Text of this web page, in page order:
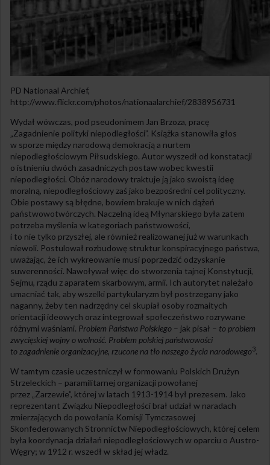
PD Nationaal Archief,
http://www.flickr.com/photos/nationaalarchief/2838956731
Wydał wówczas, pod pseudonimem Jan Brzoza, pracę
„Zagadnienie polityki niepodległości”. Książka stanowiła głos
w sporze między narodową demokracją a nurtem
niepodległościowym Piłsudskiego. Autor wyszedł od konstatacji
o istnieniu dwóch zasadniczych postaw wobec kwestii
niepodległości. Obóz narodowy traktuje ją jako swoistą ideę
moralną, niepodległościowy zaś jako bezpośredni cel polityczny.
Obie postawy są błędne, bowiem brakuje w nich dążeń
państwowotwórczych. Naczelną ideą Młynarskiego była zatem
potrzeba myślenia w kategoriach państwowości,
i to nie tylko przyszłej, ale również realizowanej już w warunkach
niewoli. Postulował rozbudowę struktur konspiracyjnego państwa,
uważając, że ich wykreowanie musi poprzedzić odzyskanie
suwerenności. Nawoływał więc do stworzenia tajnej Konstytucji,
Sejmu, rządu z aparatem skarbowym, armii. Ich autorytet należało
umacniać tak, aby wszelki partykularyzm był postrzegany jako
naganny, żeby ten nadrzędny cel skupiał osoby rozmaitych
orientacji ideowych oraz integrował społeczeństwo rozrywane
różnymi waśniami. Problem Państwa Polskiego – jak pisał – to problem
zwycięskiej wojny o wolność. Problem polskiej państwowości
to zagadnienie organizacyjne, rzucone na tło naszego życia narodowego3.
W tamtym czasie uczestniczył w formowaniu Polskich Drużyn
Strzeleckich – paramilitarnej organizacji powołanej
przez „Zarzewie”, której w latach 1913-1914 był prezesem. Jako
reprezentant Związku Niepodległości brał udział w naradach
zmierzających do powołania Komisji Tymczasowej
Skonfederowanych Stronnictw Niepodległościowych, której celem
była koordynacja działań niepodległościowych w oparciu o Austro-
Węgry; w 1912 r. wszedł w skład jej władz.